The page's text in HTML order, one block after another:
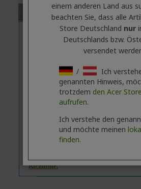
einem anderen Land aus
beachten Sie, dass alle
Store Deutschland nur
Deutschlands bzw.
versendet
/
Ich
genannten Hinweis,
trotzdem den Acer
aufrufen.
Ich verstehe den
und möchte meinen
finden.